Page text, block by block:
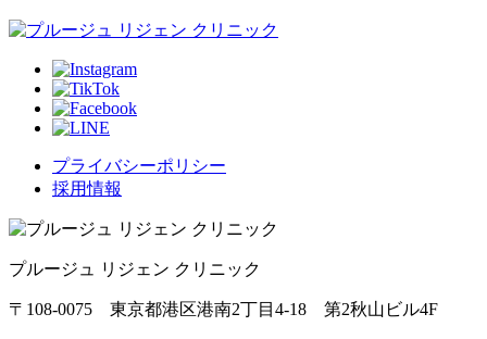
プライバシーポリシー
採用情報
プルージュ リジェン クリニック
〒108-0075 東京都港区港南2丁目4-18 第2秋山ビル4F